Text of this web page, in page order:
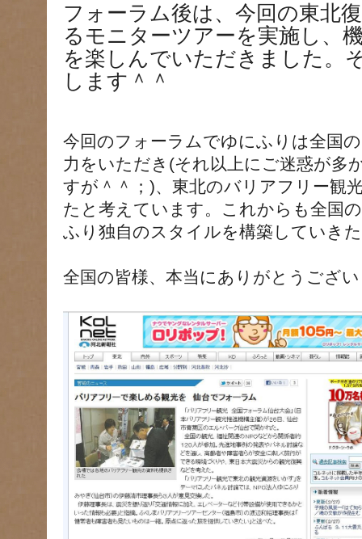
フォーラム後は、今回の東北
るモニターツアーを実施し、
を楽しんでいただきました。
します＾＾
今回のフォーラムでゆにふりは全国
力をいただき(それ以上にご迷惑が多
すが＾＾；)、東北のバリアフリー観
たと考えています。これからも全国
ふり独自のスタイルを構築していき
全国の皆様、本当にありがとうござ